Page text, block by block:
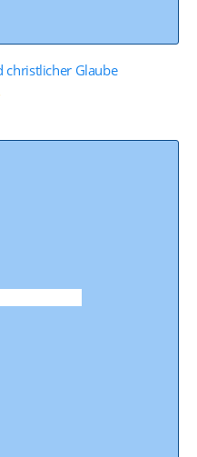
christlicher Glaube